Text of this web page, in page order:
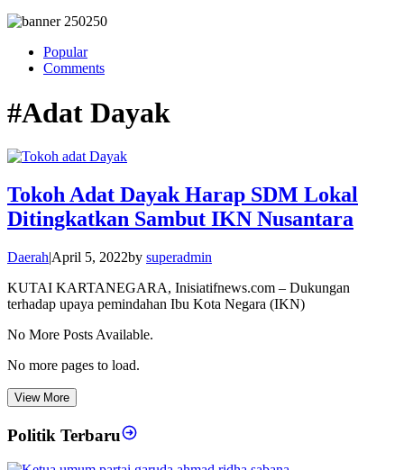
Popular
Comments
#Adat Dayak
Tokoh Adat Dayak Harap SDM Lokal
Ditingkatkan Sambut IKN Nusantara
Daerah|April 5, 2022by superadmin
KUTAI KARTANEGARA, Inisiatifnews.com – Dukungan
terhadap upaya pemindahan Ibu Kota Negara (IKN)
No More Posts Available.
No more pages to load.
View More
Politik Terbaru